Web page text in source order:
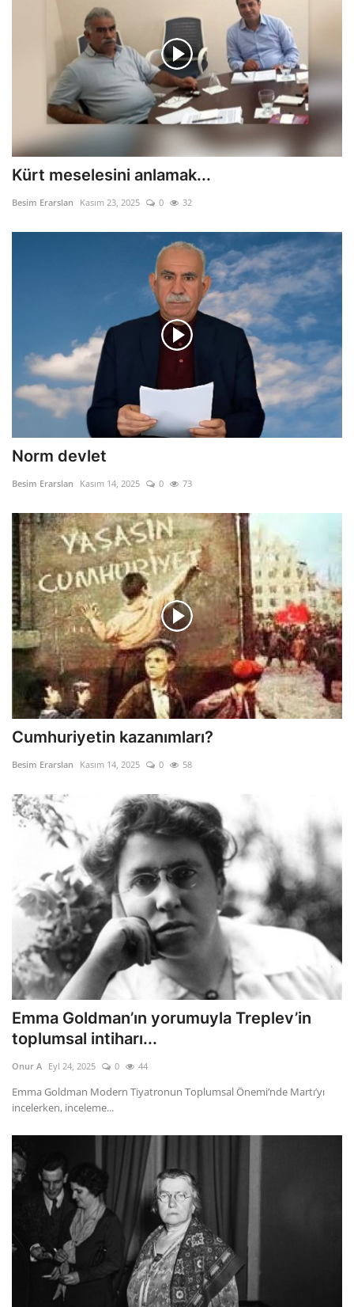
Kürt meselesini anlamak...
Besim Erarslan Kasım 23, 2025 0 32
Norm devlet
Besim Erarslan Kasım 14, 2025 0 73
Cumhuriyetin kazanımları?
Besim Erarslan Kasım 14, 2025 0 58
Emma Goldman’ın yorumuyla Treplev’in
toplumsal intiharı...
Onur A Eyl 24, 2025 0 44
Emma Goldman Modern Tiyatronun Toplumsal Önemi’nde Martı’yı
incelerken, inceleme...